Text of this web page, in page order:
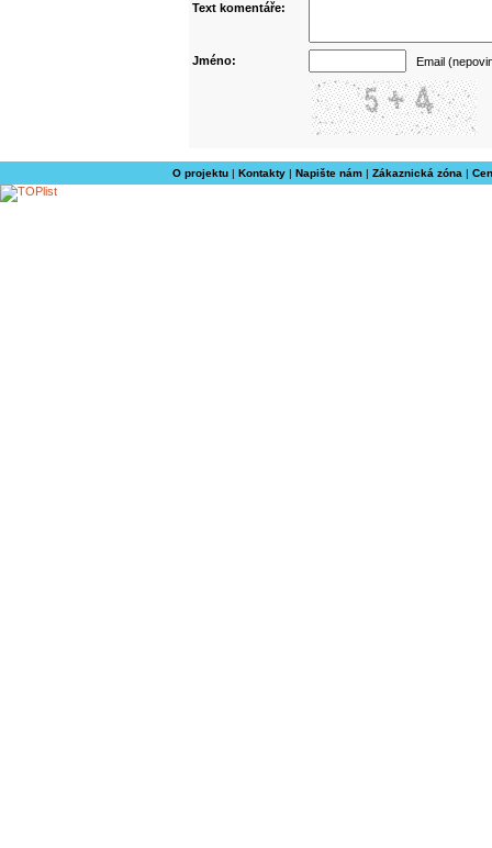
Text komentáře:
Jméno: Email
O projektu| Kontakty| Napište nám| Zákaznická zóna |